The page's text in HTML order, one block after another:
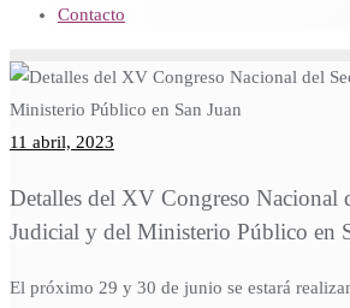
Contacto
11 abril, 2023
Detalles del XV Congreso Nacional
Judicial y del Ministerio Público en
El próximo 29 y 30 de junio se estará